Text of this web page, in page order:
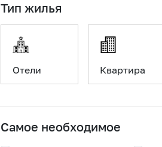
Тип жилья
Отели Квартира
Самое необходимое